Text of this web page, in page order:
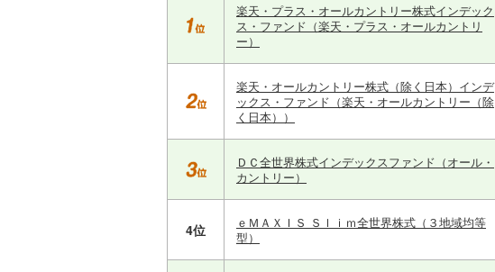
楽天・プラス・オールカントリー株式インデック
ス・ファンド（楽天・プラス・オールカントリ
ー）
楽天・オールカントリー株式（除く日本）インデ
ックス・ファンド（楽天・オールカントリー（除
く日本））
ＤＣ全世界株式インデックスファンド（オール・
カントリー）
4位
ｅＭＡＸＩＳ Ｓｌｉｍ全世界株式（３地域均等
型）